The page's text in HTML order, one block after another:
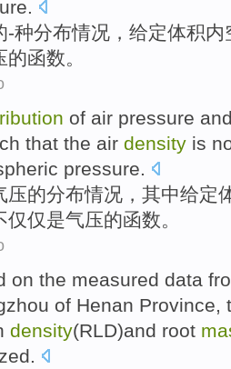
.
-种分布情况 ， 给定体积内
的函数。
of air pressure
that the air density is
pressure.
压的分布情况 ， 其中给定
仅仅是气压的函数。
on the measured data
of Henan Province,
density(RLD)and root